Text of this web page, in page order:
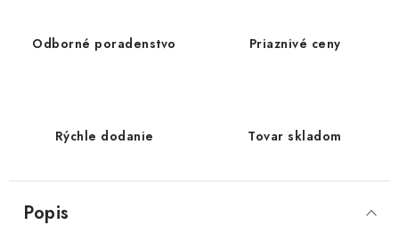
Odborné poradenstvo Priaznivé ceny
Rýchle dodanie Tovar skladom
Popis